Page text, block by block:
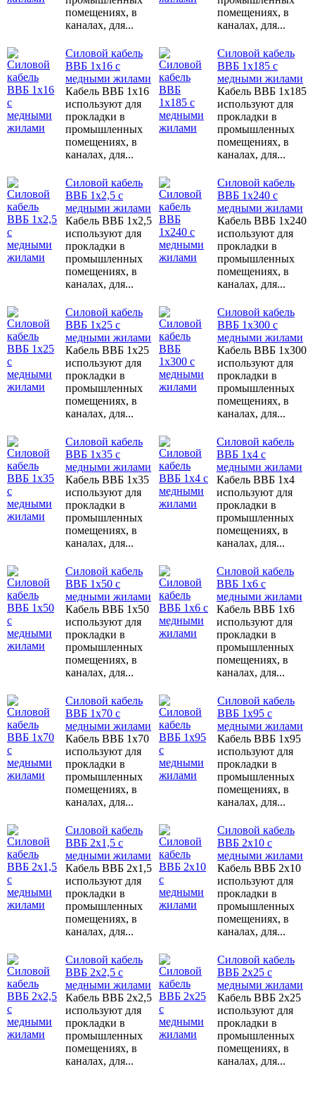
помещениях, в
каналах, для...
помещениях, в
каналах, для...
Силовой кабель
ВВБ 1х16 с
медными жилами
Кабель ВВБ 1х16
используют для
прокладки в
промышленных
помещениях, в
каналах, для...
Силовой кабель
ВВБ 1х185 с
медными жилами
Кабель ВВБ 1х185
используют для
прокладки в
промышленных
помещениях, в
каналах, для...
Силовой кабель
ВВБ 1х2,5 с
медными жилами
Кабель ВВБ 1х2,5
используют для
прокладки в
промышленных
помещениях, в
каналах, для...
Силовой кабель
ВВБ 1х240 с
медными жилами
Кабель ВВБ 1х240
используют для
прокладки в
промышленных
помещениях, в
каналах, для...
Силовой кабель
ВВБ 1х25 с
медными жилами
Кабель ВВБ 1х25
используют для
прокладки в
промышленных
помещениях, в
каналах, для...
Силовой кабель
ВВБ 1х300 с
медными жилами
Кабель ВВБ 1х300
используют для
прокладки в
промышленных
помещениях, в
каналах, для...
Силовой кабель
ВВБ 1х35 с
медными жилами
Кабель ВВБ 1х35
используют для
прокладки в
промышленных
помещениях, в
каналах, для...
Силовой кабель
ВВБ 1х4 с
медными жилами
Кабель ВВБ 1х4
используют для
прокладки в
промышленных
помещениях, в
каналах, для...
Силовой кабель
ВВБ 1х50 с
медными жилами
Кабель ВВБ 1х50
используют для
прокладки в
промышленных
помещениях, в
каналах, для...
Силовой кабель
ВВБ 1х6 с
медными жилами
Кабель ВВБ 1х6
используют для
прокладки в
промышленных
помещениях, в
каналах, для...
Силовой кабель
ВВБ 1х70 с
медными жилами
Кабель ВВБ 1х70
используют для
прокладки в
промышленных
помещениях, в
каналах, для...
Силовой кабель
ВВБ 1х95 с
медными жилами
Кабель ВВБ 1х95
используют для
прокладки в
промышленных
помещениях, в
каналах, для...
Силовой кабель
ВВБ 2х1,5 с
медными жилами
Кабель ВВБ 2х1,5
используют для
прокладки в
промышленных
помещениях, в
каналах, для...
Силовой кабель
ВВБ 2х10 с
медными жилами
Кабель ВВБ 2х10
используют для
прокладки в
промышленных
помещениях, в
каналах, для...
Силовой кабель
ВВБ 2х2,5 с
медными жилами
Кабель ВВБ 2х2,5
используют для
прокладки в
промышленных
помещениях, в
каналах, для...
Силовой кабель
ВВБ 2х25 с
медными жилами
Кабель ВВБ 2х25
используют для
прокладки в
промышленных
помещениях, в
каналах, для...